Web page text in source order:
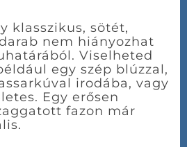
klasszikus, sötét,
nem hiányozhat
Viselheted
egy szép blúzzal,
irodába, vagy
Egy erősen
fazon már